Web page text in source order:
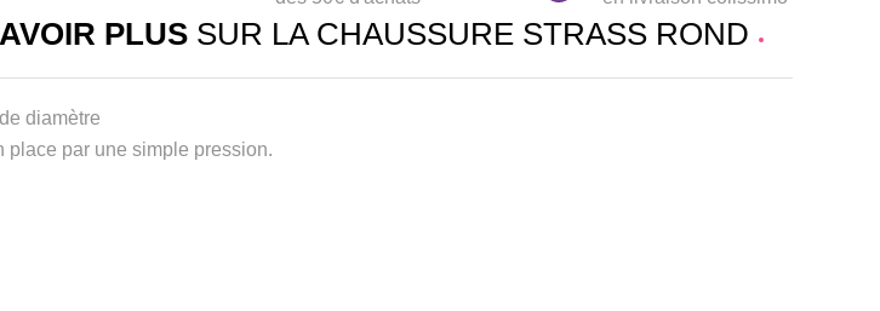
PLUS SUR LA CHAUSSURE STRASS ROND
diamètre
place par une simple pression.